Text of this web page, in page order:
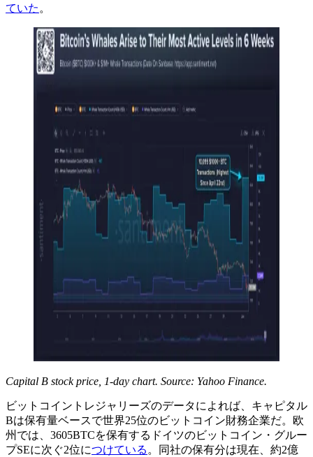
ていた 。
Capital B stock price, 1-day chart. Source: Yahoo Finance.
ビットコイントレジャリーズのデータによれば、キャピタル
Bは保有量ベースで世界25位のビットコイン財務企業だ。欧
州では、3605BTCを保有するドイツのビットコイン・グルー
プSEに次ぐ2位につけている 。同社の保有分は現在、約2億